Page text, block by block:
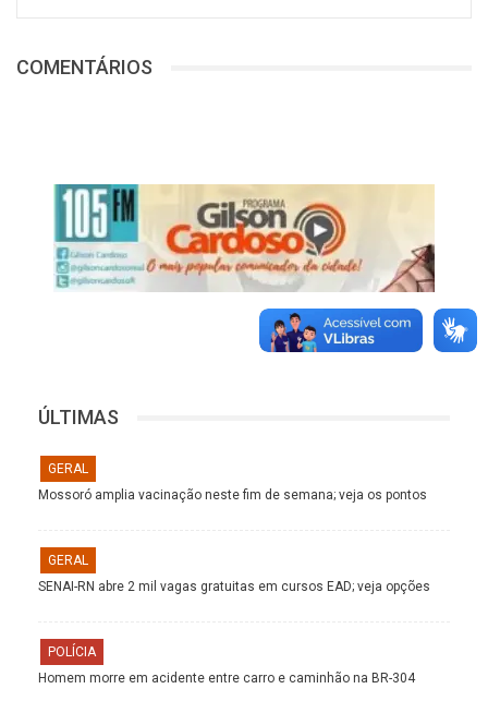
COMENTÁRIOS
ÚLTIMAS
GERAL
Mossoró amplia vacinação neste fim de semana; veja os pontos
GERAL
SENAI-RN abre 2 mil vagas gratuitas em cursos EAD; veja opções
POLÍCIA
Homem morre em acidente entre carro e caminhão na BR-304